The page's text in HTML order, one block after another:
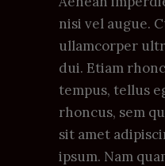
nisi vel augue.
ullamcorper
dui. Etiam
tempus, tellus
rhoncus, sem
sit amet
ipsum. Nam